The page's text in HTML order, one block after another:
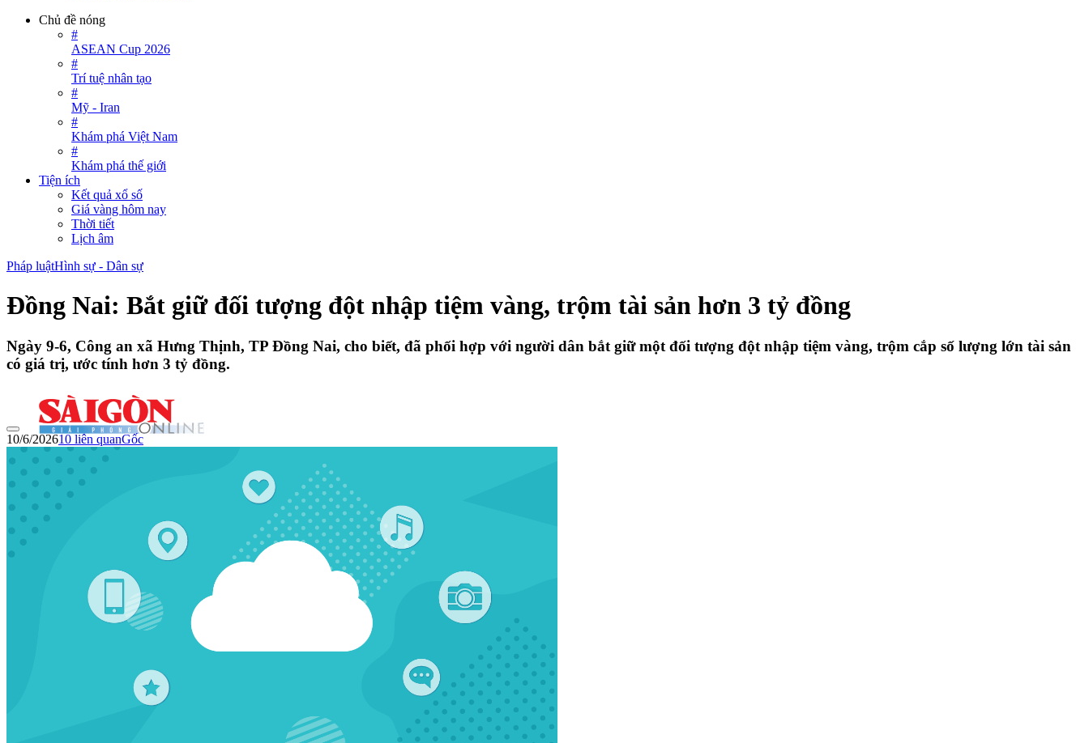
Chủ đề nóng
#
ASEAN Cup 2026
#
Trí tuệ nhân tạo
#
Mỹ - Iran
#
Khám phá Việt Nam
#
Khám phá thế giới
Tiện ích
Kết quả xổ số
Giá vàng hôm nay
Thời tiết
Lịch âm
Pháp luậtHình sự - Dân sự
Đồng Nai: Bắt giữ đối tượng đột nhập tiệm vàng, trộm tài sản hơn 3 tỷ đồng
Ngày 9-6, Công an xã Hưng Thịnh, TP Đồng Nai, cho biết, đã phối hợp với người dân bắt giữ một đối tượng đột nhập tiệm vàng, trộm cắp số lượng lớn tài sản
có giá trị, ước tính hơn 3 tỷ đồng.
10/6/202610 liên quanGốc